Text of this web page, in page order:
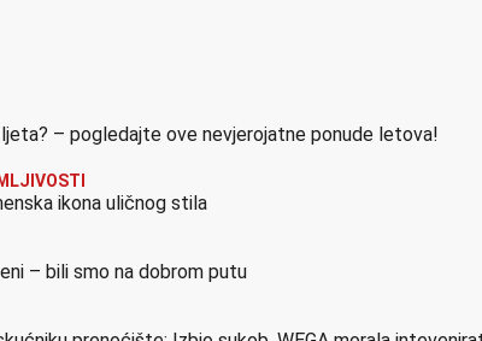
– pogledajte ove nevjerojatne ponude letova!
ikona uličnog stila
– bili smo na dobrom putu